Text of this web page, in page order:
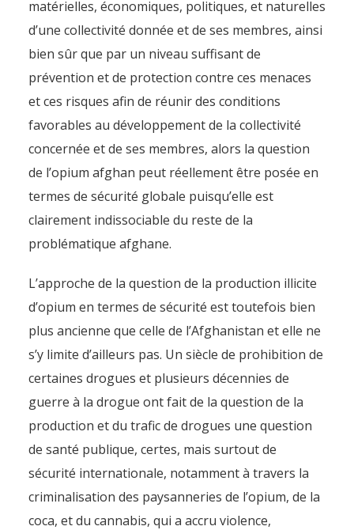
matérielles, économiques, politiques, et naturelles
d’une collectivité donnée et de ses membres, ainsi
bien sûr que par un niveau suffisant de
prévention et de protection contre ces menaces
et ces risques afin de réunir des conditions
favorables au développement de la collectivité
concernée et de ses membres, alors la question
de l’opium afghan peut réellement être posée en
termes de sécurité globale puisqu’elle est
clairement indissociable du reste de la
problématique afghane.
L’approche de la question de la production illicite
d’opium en termes de sécurité est toutefois bien
plus ancienne que celle de l’Afghanistan et elle ne
s’y limite d’ailleurs pas. Un siècle de prohibition de
certaines drogues et plusieurs décennies de
guerre à la drogue ont fait de la question de la
production et du trafic de drogues une question
de santé publique, certes, mais surtout de
sécurité internationale, notamment à travers la
criminalisation des paysanneries de l’opium, de la
coca, et du cannabis, qui a accru violence,